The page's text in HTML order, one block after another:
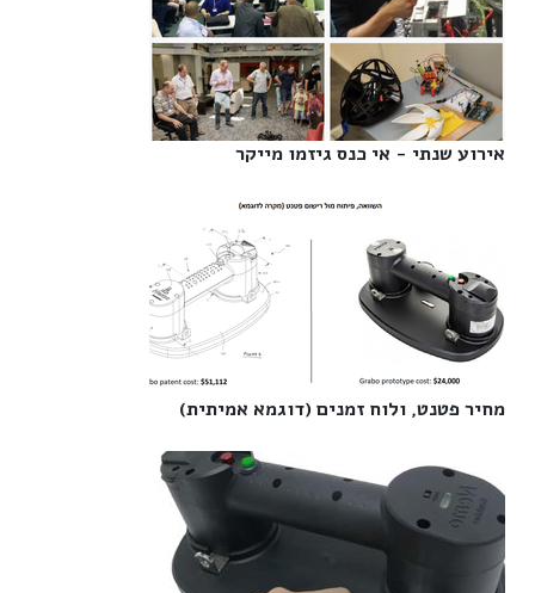
אירוע שנתי - אי כנס גיזמו מייקר‎
מחיר פטנט, ולוח זמנים (דוגמא אמיתית)‎